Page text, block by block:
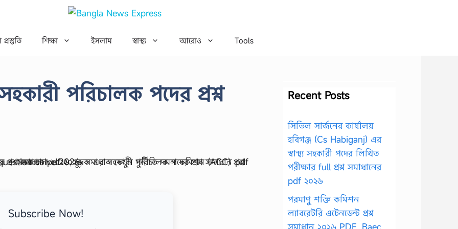
প্রস্তুতি শিক্ষা ইসলাম স্বাস্থ্য আরোও Tools
পরিচালক পদের প্রশ্ন
Subscribe Now!
Recent Posts
সিভিল সার্জনের কার্যালয়
হবিগঞ্জ (Cs Habiganj) এর
স্বাস্থ্য সহকারী পদের লিখিত
পরীক্ষার full প্রশ্ন সমাধানের
pdf ২০২৬
পরমাণু শক্তি কমিশন
ল্যাবরেটরি এটেনডেন্ট প্রশ্ন
সমাধান ২০২৬ PDF, Baec